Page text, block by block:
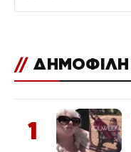
// ΔΗΜΟΦΙΛΗ
1